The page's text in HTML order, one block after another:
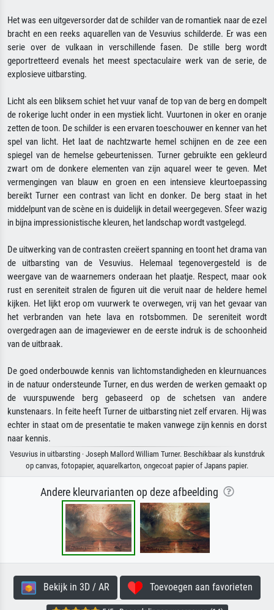
Het was een uitgeversorder dat de schilder van de romantiek naar de ezel
bracht en een reeks aquarellen van de Vesuvius schilderde. Er was een
serie over de vulkaan in verschillende fasen. De stille berg wordt
geportretteerd evenals het meest spectaculaire werk van de serie, de
explosieve uitbarsting.
Licht als een bliksem schiet het vuur vanaf de top van de berg en dompelt
de rokerige lucht onder in een mystiek licht. Vuurtonen in oker en oranje
zetten de toon. De schilder is een ervaren toeschouwer en kenner van het
spel van licht. Het laat de nachtzwarte hemel schijnen en de zee een
spiegel van de hemelse gebeurtenissen. Turner gebruikte een gekleurd
zwart om de donkere elementen van zijn aquarel weer te geven. Met
vermengingen van blauw en groen en een intensieve kleurtoepassing
bereikt Turner een contrast van licht en donker. De berg staat in het
middelpunt van de scène en is duidelijk in detail weergegeven. Sfeer wazig
in bijna impressionistische kleuren, het landschap wordt vastgelegd.
De uitwerking van de contrasten creëert spanning en toont het drama van
de uitbarsting van de Vesuvius. Helemaal tegenovergesteld is de
weergave van de waarnemers onderaan het plaatje. Respect, maar ook
rust en sereniteit stralen de figuren uit die veruit naar de heldere hemel
kijken. Het lijkt erop om vuurwerk te overwegen, vrij van het gevaar van
het verbranden van hete lava en rotsbommen. De sereniteit wordt
overgedragen aan de imageviewer en de eerste indruk is de schoonheid
van de uitbraak.
De goed onderbouwde kennis van lichtomstandigheden en kleurnuances
in de natuur ondersteunde Turner, en dus werden de werken gemaakt op
de vuurspuwende berg gebaseerd op de schetsen van andere
kunstenaars. In feite heeft Turner de uitbarsting niet zelf ervaren. Hij was
echter in staat om de presentatie te maken vanwege zijn kennis en dorst
naar kennis.
Vesuvius in uitbarsting · Joseph Mallord William Turner. Beschikbaar als kunstdruk
op canvas, fotopapier, aquarelkarton, ongecoat papier of Japans papier.
Andere kleurvarianten op deze afbeelding
Bekijk in 3D / AR Toevoegen aan favorieten